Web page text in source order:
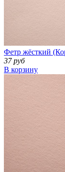
Фетр жёсткий
37 руб
В корзину